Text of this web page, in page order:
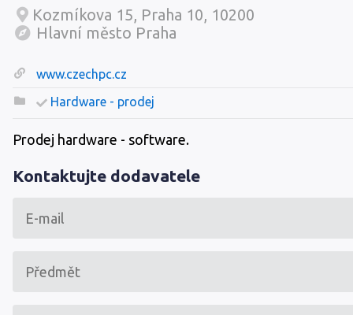
Kozmíkova 15, Praha 10, 10200
Hlavní město Praha
www.czechpc.cz
Hardware - prodej
Prodej hardware - software.
Kontaktujte dodavatele